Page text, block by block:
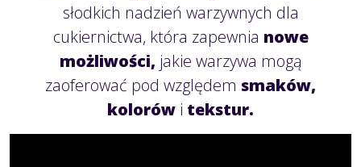
słodkich nadzień warzywnych dla
cukiernictwa, która zapewnia nowe
możliwości, jakie warzywa mogą
zaoferować pod względem smaków,
kolorów i tekstur.